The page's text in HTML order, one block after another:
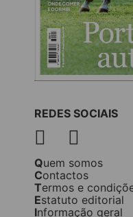
REDES SOCIAIS
Quem somos
Contactos
Termos e
Estatuto editorial
Informação geral